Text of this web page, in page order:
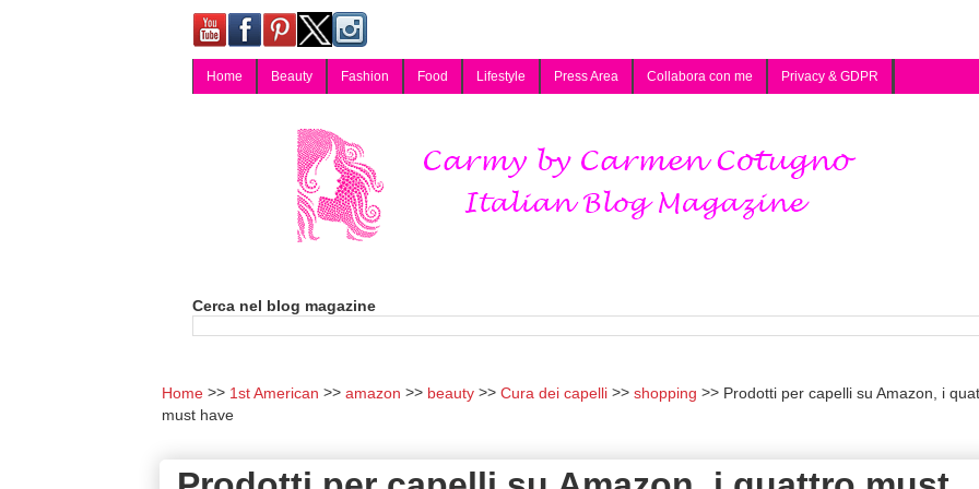
Home Beauty Fashion Food Lifestyle Press Area Collabora con me Privacy & GDPR
Cerca nel blog magazine
Home 1st American amazon beauty Cura dei capelli shopping
Prodotti per capelli su Amazon, i
must have